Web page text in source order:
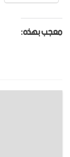
معجب بهذه: